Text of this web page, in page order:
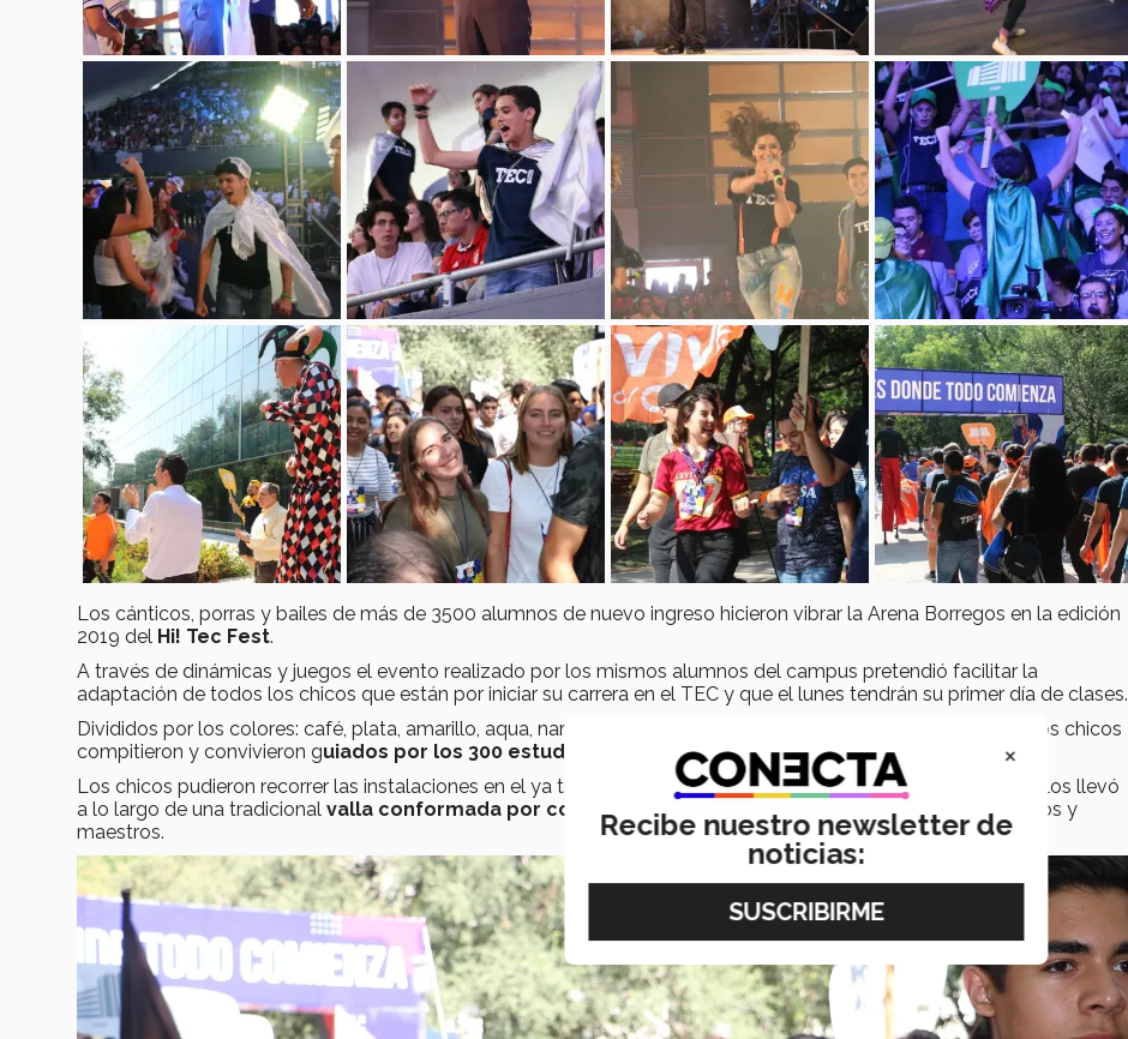
Los cánticos, porras y bailes de más de 3500 alumnos de nuevo ingreso hicieron vibrar la Arena Borregos en la edición
2019 del Hi! Tec Fest.
A través de dinámicas y juegos el evento realizado por los mismos alumnos del campus pretendió facilitar la
adaptación de todos los chicos que están por iniciar su carrera en el TEC y que el lunes tendrán su primer día de clases.
Divididos por los colores: café, plata, amarillo, aqua, naranja, blanco, azul, rosa, verde, rojo, morado y blanco, los chicos
compitieron y convivieron guiados por los 300 estudiantes
que ayudaron como staff.
Los chicos pudieron recorrer las instalaciones en el ya tradicional
Desfile Borregoque al ritmo de la batucada los llevó
a lo largo de una tradicional valla conformada por colaboradores
de la institución, sus futuros compañeros y
maestros.
×
Recibe nuestro newsletter de
noticias: